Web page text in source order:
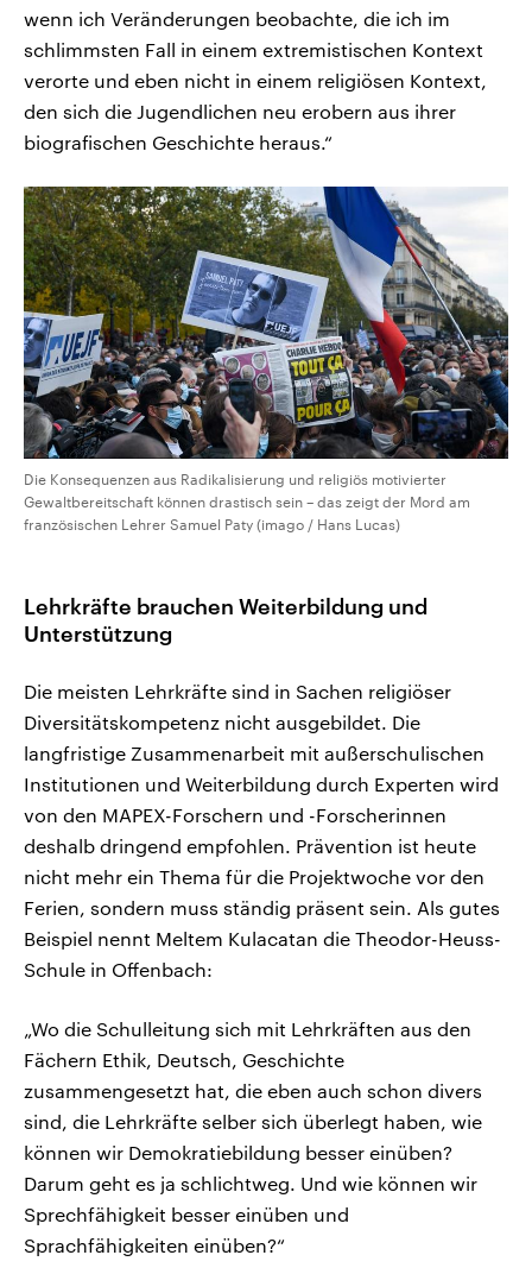
wenn ich Veränderungen beobachte, die ich im
schlimmsten Fall in einem extremistischen Kontext
verorte und eben nicht in einem religiösen Kontext,
den sich die Jugendlichen neu erobern aus ihrer
biografischen Geschichte heraus.“
Die Konsequenzen aus Radikalisierung und religiös motivierter
Gewaltbereitschaft können drastisch sein – das zeigt der Mord am
französischen Lehrer Samuel Paty (imago / Hans Lucas)
Lehrkräfte brauchen Weiterbildung und
Unterstützung
Die meisten Lehrkräfte sind in Sachen religiöser
Diversitätskompetenz nicht ausgebildet. Die
langfristige Zusammenarbeit mit außerschulischen
Institutionen und Weiterbildung durch Experten wird
von den MAPEX-Forschern und -Forscherinnen
deshalb dringend empfohlen. Prävention ist heute
nicht mehr ein Thema für die Projektwoche vor den
Ferien, sondern muss ständig präsent sein. Als gutes
Beispiel nennt Meltem Kulacatan die Theodor-Heuss-
Schule in Offenbach:
„Wo die Schulleitung sich mit Lehrkräften aus den
Fächern Ethik, Deutsch, Geschichte
zusammengesetzt hat, die eben auch schon divers
sind, die Lehrkräfte selber sich überlegt haben, wie
können wir Demokratiebildung besser einüben?
Darum geht es ja schlichtweg. Und wie können wir
Sprechfähigkeit besser einüben und
Sprachfähigkeiten einüben?“